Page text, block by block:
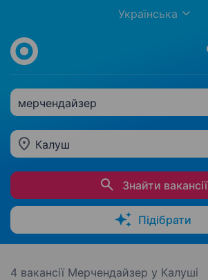
Українська
мерчендайзер
Калуш
Знайти вакансії
Підібрати
4 вакансії Мерчендайзер у Калуші